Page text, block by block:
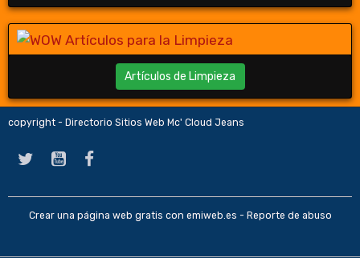
Artículos de Limpieza
copyright - Directorio Sitios Web Mc' Cloud Jeans
Crear una página web gratis con emiweb.es - Reporte de abuso